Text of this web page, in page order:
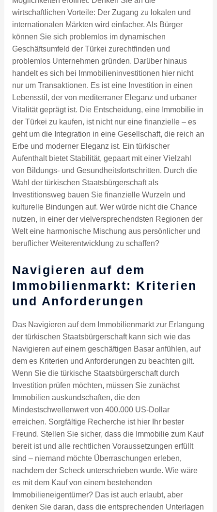
wirtschaftlichen Vorteile: Der Zugang zu lokalen und
internationalen Märkten wird einfacher. Als Bürger
können Sie sich problemlos im dynamischen
Geschäftsumfeld der Türkei zurechtfinden und
problemlos Unternehmen gründen. Darüber hinaus
handelt es sich bei Immobilieninvestitionen hier nicht
nur um Transaktionen. Es ist eine Investition in einen
Lebensstil, der von mediterraner Eleganz und urbaner
Vitalität geprägt ist. Die Entscheidung, eine Immobilie in
der Türkei zu kaufen, ist nicht nur eine finanzielle – es
geht um die Integration in eine Gesellschaft, die reich an
Erbe und moderner Eleganz ist. Ein türkischer
Aufenthalt bietet Stabilität, gepaart mit einer Vielzahl
von Bildungs- und Gesundheitsfortschritten. Durch die
Wahl der türkischen Staatsbürgerschaft als
Investitionsweg bauen Sie finanzielle Wurzeln und
kulturelle Bindungen auf. Wer würde nicht die Chance
nutzen, in einer der vielversprechendsten Regionen der
Welt eine harmonische Mischung aus persönlicher und
beruflicher Weiterentwicklung zu schaffen?
Navigieren auf dem
Immobilienmarkt: Kriterien
und Anforderungen
Das Navigieren auf dem Immobilienmarkt zur Erlangung
der türkischen Staatsbürgerschaft kann sich wie das
Navigieren auf einem geschäftigen Basar anfühlen, auf
dem es Kriterien und Anforderungen zu beachten gilt.
Wenn Sie die türkische Staatsbürgerschaft durch
Investition prüfen möchten, müssen Sie zunächst
Immobilien auskundschaften, die den
Mindestschwellenwert von 400.000 US-Dollar
erreichen. Sorgfältige Recherche ist hier Ihr bester
Freund. Stellen Sie sicher, dass die Immobilie zum Kauf
bereit ist und alle rechtlichen Voraussetzungen erfüllt
sind – niemand möchte Überraschungen erleben,
nachdem der Scheck unterschrieben wurde. Wie wäre
es mit dem Kauf von einem bestehenden
Immobilieneigentümer? Das ist auch erlaubt, aber
denken Sie daran, dass die entsprechenden Unterlagen